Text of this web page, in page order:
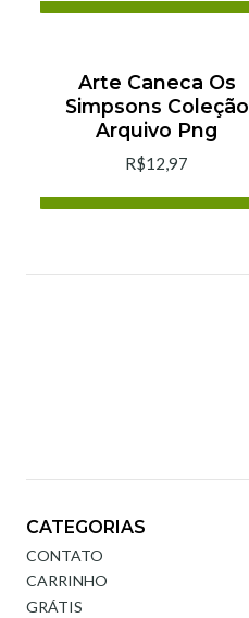
Arte Caneca Os
Simpsons Coleção
Arquivo Png
R$12,97
CATEGORIAS
CONTATO
CARRINHO
GRÁTIS